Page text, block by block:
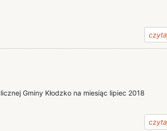
Gminy Kłodzko na miesiąc lipiec 2018